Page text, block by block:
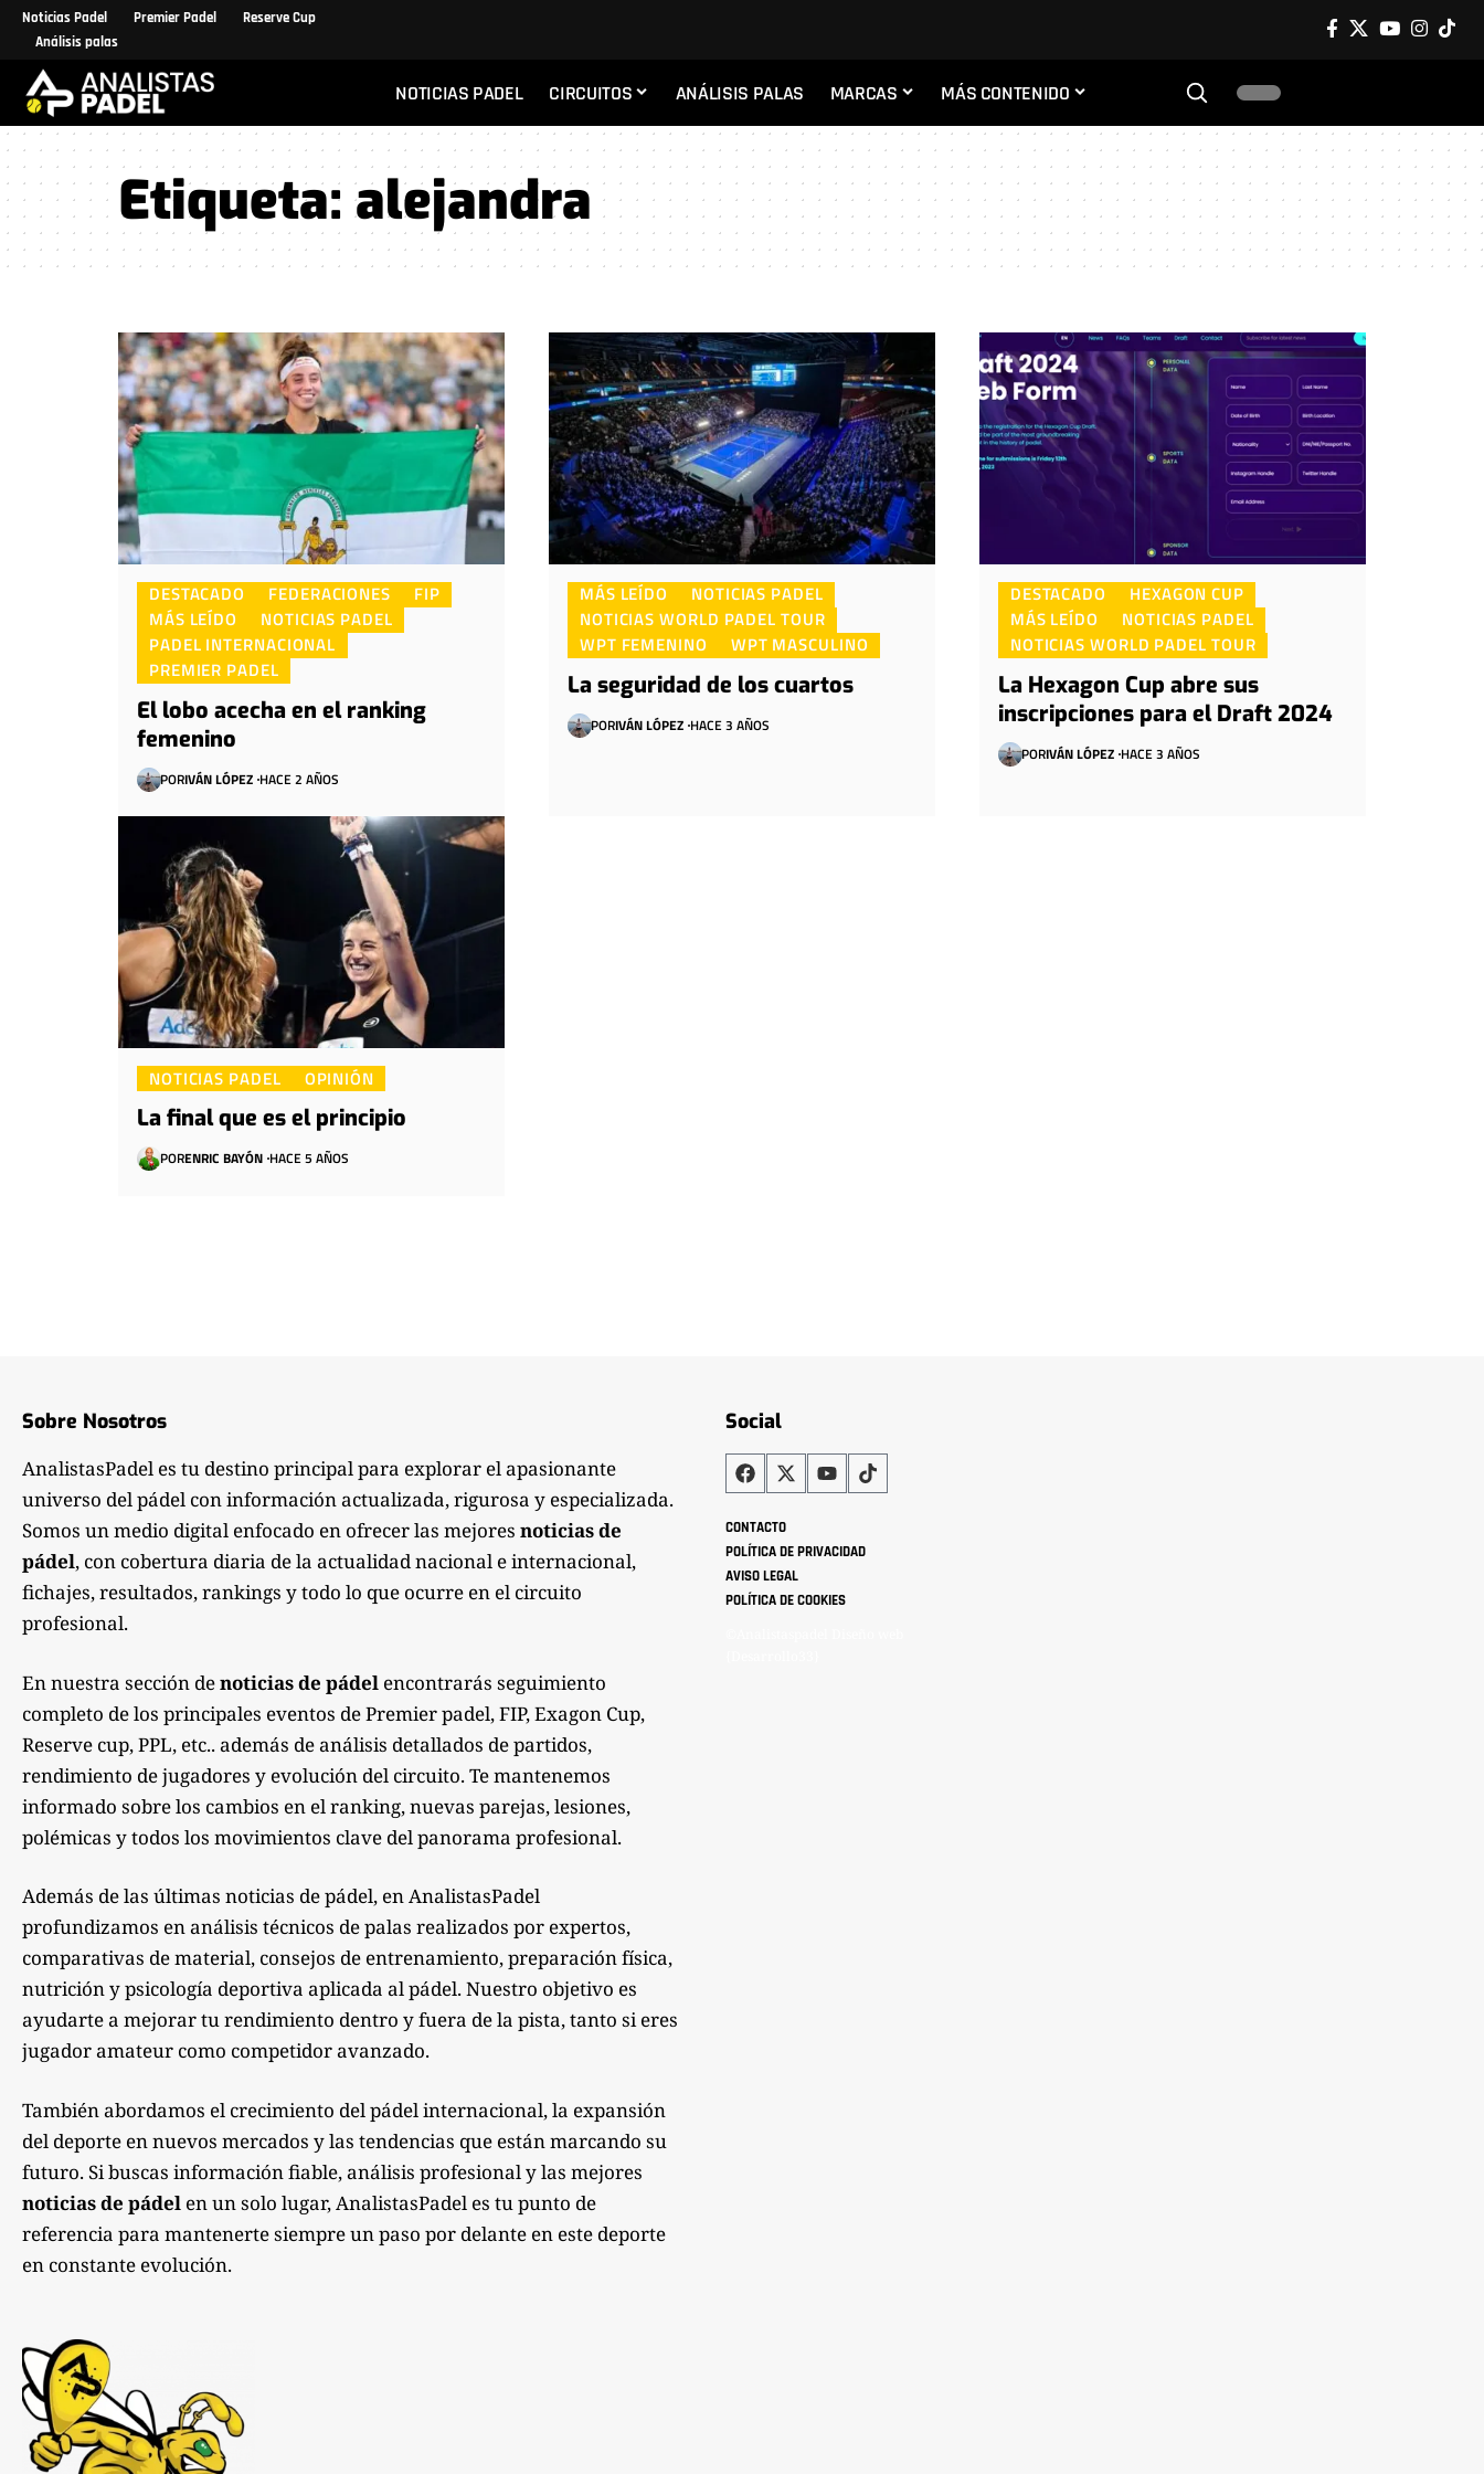
Noticias Padel Premier Padel
Reserve Cup
Análisis palas
NOTICIAS PADEL CIRCUITOS ANÁLISIS PALAS MARCAS MÁS CONTENIDO
Etiqueta:alejandra
DESTACADO FEDERACIONES
FIP
MÁS LEÍDO
NOTICIAS PADEL
PADEL INTERNACIONAL
PREMIER PADEL
El lobo acecha en el ranking
femenino
PORIVÁN LÓPEZ HACE 2 AÑOS
MÁS LEÍDO
NOTICIAS PADEL
NOTICIAS WORLD PADEL TOUR
WPT FEMENINO
WPT MASCULINO
La seguridad de los cuartos
PORIVÁN LÓPEZ HACE 3 AÑOS
DESTACADO
HEXAGON CUP
MÁS LEÍDO
NOTICIAS PADEL
NOTICIAS WORLD PADEL TOUR
La Hexagon Cup abre sus
inscripciones para el Draft 2024
PORIVÁN LÓPEZ HACE 3 AÑOS
NOTICIAS PADEL OPINIÓN
La final que es el principio
PORENRIC BAYÓN HACE 5 AÑOS
Sobre Nosotros
AnalistasPadel es tu destino principal para explorar el apasionante
universo del pádel con información actualizada, rigurosa y especializada.
Somos un medio digital enfocado en ofrecer las mejores noticias de
pádel, con cobertura diaria de la actualidad nacional e internacional,
fichajes, resultados, rankings y todo lo que ocurre en el circuito
profesional.
En nuestra sección denoticias de pádel encontrarás seguimiento
completo de los principales eventos de Premier padel, FIP, Exagon Cup,
Reserve cup, PPL, etc.. además de análisis detallados de partidos,
rendimiento de jugadores y evolución del circuito. Te mantenemos
informado sobre los cambios en el ranking, nuevas parejas, lesiones,
polémicas y todos los movimientos clave del panorama profesional.
Además de las últimas noticias de pádel, en AnalistasPadel
profundizamos en análisis técnicos de palas realizados por expertos,
comparativas de material, consejos de entrenamiento, preparación física,
nutrición y psicología deportiva aplicada al pádel. Nuestro objetivo es
ayudarte a mejorar tu rendimiento dentro y fuera de la pista, tanto si eres
jugador amateur como competidor avanzado.
También abordamos el crecimiento del pádel internacional, la expansión
del deporte en nuevos mercados y las tendencias que están marcando su
futuro. Si buscas información fiable, análisis profesional y las mejores
noticias de pádel en un solo lugar, AnalistasPadel es tu punto de
referencia para mantenerte siempre un paso por delante en este deporte
en constante evolución.
Social
CONTACTO
POLÍTICA DE PRIVACIDAD
AVISO LEGAL
POLÍTICA DE COOKIES